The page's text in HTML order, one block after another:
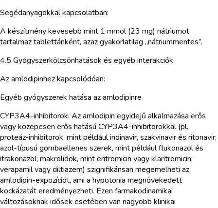
Segédanyagokkal kapcsolatban:
A készítmény kevesebb mint 1 mmol (23 mg) nátriumot
tartalmaz tablettánként, azaz gyakorlatilag „nátriummentes”.
4.5 Gyógyszerkölcsönhatások és egyéb interakciók
Az amlodipinhez kapcsolódóan:
Egyéb gyógyszerek hatása az amlodipinre
CYP3A4-inhibitorok: Az amlodipin egyidejű alkalmazása erős
vagy közepesen erős hatású CYP3A4-inhibitorokkal (pl.
proteáz-inhibitorok, mint például indinavir, szakvinavir és ritonavir;
azol-típusú gombaellenes szerek, mint például flukonazol és
itrakonazol; makrolidok, mint eritromicin vagy klaritromicin;
verapamil vagy diltiazem) szignifikánsan megemelheti az
amlodipin-expozíciót, ami a hypotonia megnövekedett
kockázatát eredményezheti. Ezen farmakodinamikai
változásoknak idősek esetében van nagyobb klinikai